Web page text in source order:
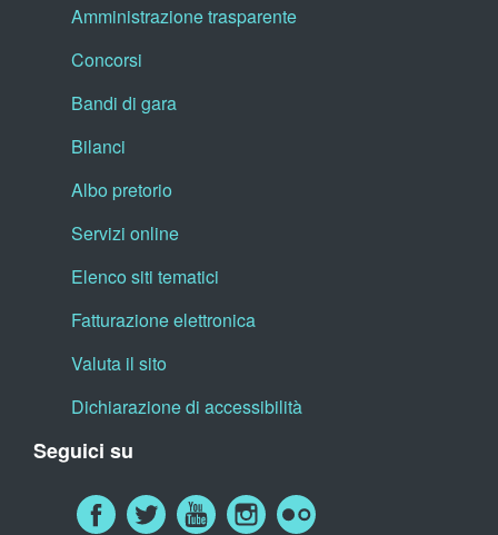
Amministrazione trasparente
Concorsi
Bandi di gara
Bilanci
Albo pretorio
Servizi online
Elenco siti tematici
Fatturazione elettronica
Valuta il sito
Dichiarazione di accessibilità
Seguici su